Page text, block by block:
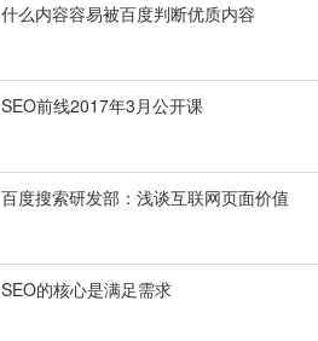
什么内容容易被百度判断优质内容
SEO前线2017年3月公开课
百度搜索研发部：浅谈互联网页面价值
SEO的核心是满足需求